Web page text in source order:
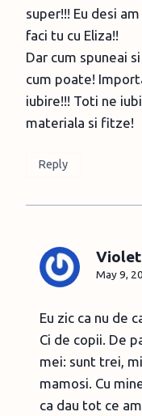
super!!! Eu desi
faci tu cu Eliza!!
Dar cum spuneai
cum poate!
iubire!!! Toti ne
materiala si fitze!
Reply
May 9,
Eu zic ca nu de
Ci de copii. De
mei: sunt trei,
mamosi. Cu
ca dau tot ce